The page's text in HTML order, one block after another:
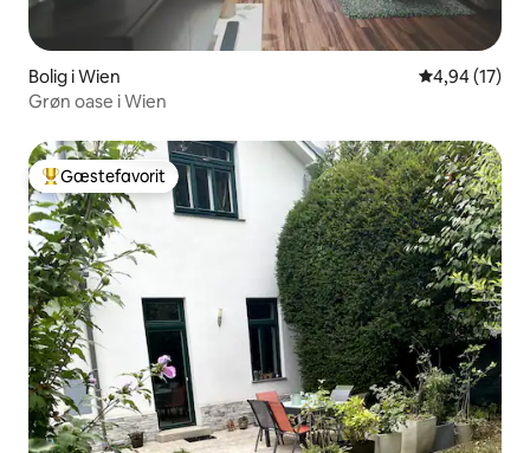
Bolig i Wien 4,94 ud af 5
4,94 (17)
Grøn oase i Wien
Bedste gæstefavorit
Gæstefavorit